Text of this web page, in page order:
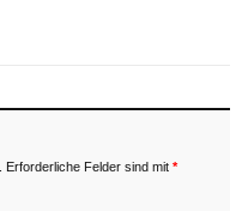
Erforderliche Felder sind mit *